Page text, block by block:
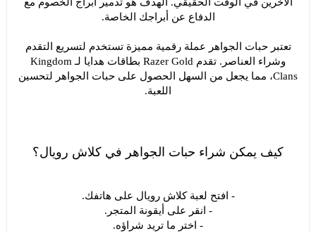
الآخرين في الوقت الحقيقي. الهدف هو تدمير أبراج الخصوم مع
الدفاع عن أبراجك الخاصة.
تعتبر حبات الجواهر عملة رقمية مميزة تستخدم لتسريع التقدم
وشراء العناصر. تقدم Razer Gold بطاقات هدايا لـ Kingdom
Clans، مما يجعل من السهل الحصول على حبات الجواهر لتحسين
اللعبة.
كيف يمكن شراء حبات الجواهر في كلاش رويال؟
- افتح لعبة كلاش رويال على هاتفك.
- انقر على أيقونة المتجر.
- اختر ما تريد شراؤه.